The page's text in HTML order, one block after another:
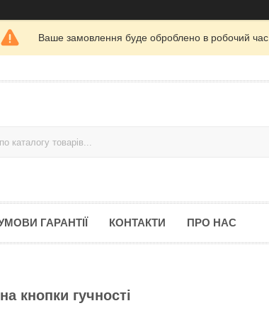
Ваше замовлення буде оброблено в робочий час
ГАРАНТІЇ КОНТАКТИ ПРО НАС
кнопки гучності